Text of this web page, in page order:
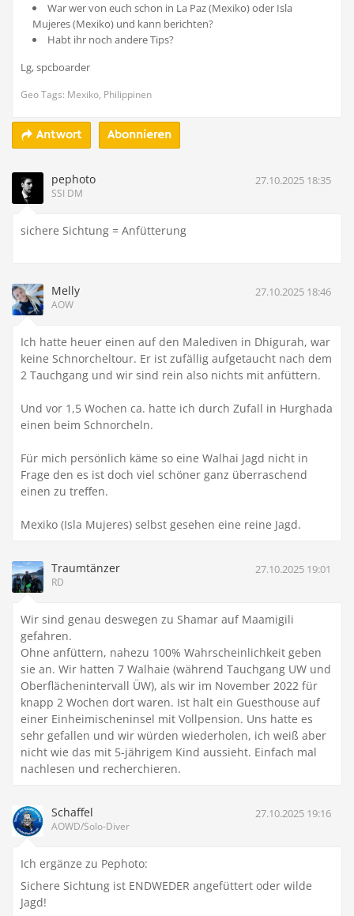
War wer von euch schon in La Paz (Mexiko) oder Isla
Mujeres (Mexiko) und kann berichten?
Habt ihr noch andere Tips?
Lg, spcboarder
Geo Tags: Mexiko, Philippinen
Antwort Abonnieren
pephoto
SSI DM
27.10.2025 18:35
sichere Sichtung = Anfütterung
Melly
AOW
27.10.2025 18:46
Ich hatte heuer einen auf den Malediven in Dhigurah, war
keine Schnorcheltour. Er ist zufällig aufgetaucht nach dem
2 Tauchgang und wir sind rein also nichts mit anfüttern.
Und vor 1,5 Wochen ca. hatte ich durch Zufall in Hurghada
einen beim Schnorcheln.
Für mich persönlich käme so eine Walhai Jagd nicht in
Frage den es ist doch viel schöner ganz überraschend
einen zu treffen.
Mexiko (Isla Mujeres) selbst gesehen eine reine Jagd.
Traumtänzer
RD
27.10.2025 19:01
Wir sind genau deswegen zu Shamar auf Maamigili
gefahren.
Ohne anfüttern, nahezu 100% Wahrscheinlichkeit geben
sie an. Wir hatten 7 Walhaie (während Tauchgang UW und
Oberflächenintervall ÜW), als wir im November 2022 für
knapp 2 Wochen dort waren. Ist halt ein Guesthouse auf
einer Einheimischeninsel mit Vollpension. Uns hatte es
sehr gefallen und wir würden wiederholen, ich weiß aber
nicht wie das mit 5-jährigem Kind aussieht. Einfach mal
nachlesen und recherchieren.
Schaffel
AOWD/Solo-Diver
27.10.2025 19:16
Ich ergänze zu Pephoto:
Sichere Sichtung ist ENDWEDER angefüttert oder wilde
Jagd!